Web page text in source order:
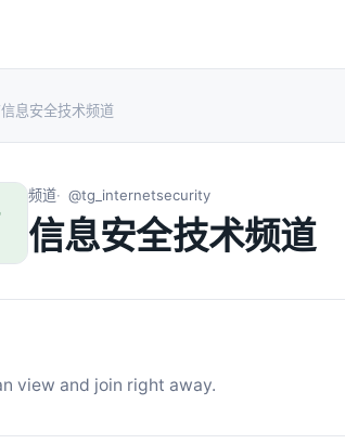
信息安全技术频道
频道 @tg_internetsecurity
信息安全技术频道
view and join right away.